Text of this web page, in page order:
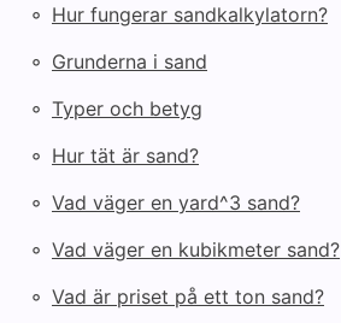
◦ Hur fungerar sandkalkylatorn?
◦ Grunderna i sand
◦ Typer och betyg
◦ Hur tät är sand?
◦ Vad väger en yard^3 sand?
◦ Vad väger en kubikmeter sand?
◦ Vad är priset på ett ton sand?